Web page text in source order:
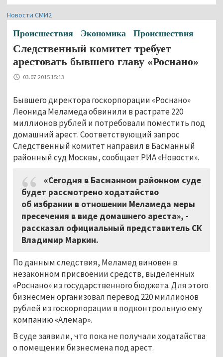
Новости СМИ2
Происшествия Экономика Происшествия
Следственный комитет требует
арестовать бывшего главу «Роснано»
03.07.2015 15:13
Бывшего директора госкорпорации «Роснано»
Леонида Меламеда обвинили в растрате 220
миллионов рублей и потребовали поместить под
домашний арест. Соответствующий запрос
Следственный комитет направил в Басманный
районный суд Москвы, сообщает РИА «Новости».
«Сегодня в Басманном районном суде
будет рассмотрено ходатайство
об избрании в отношении Меламеда меры
пресечения в виде домашнего ареста», -
рассказал официальный представитель СК
Владимир Маркин.
По данным следствия, Меламед виновен в
незаконном присвоении средств, выделенных
«Роснано» из государственного бюджета. Для этого
бизнесмен организовал перевод 220 миллионов
рублей из госкорпорации в подконтрольную ему
компанию «Алемар».
В суде заявили, что пока не получали ходатайства
о помещении бизнесмена под арест.